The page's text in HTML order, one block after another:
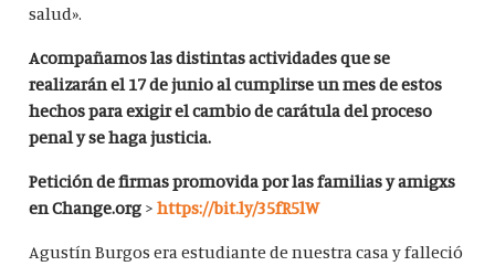
salud».
Acompañamos las distintas actividades que se
realizarán el 17 de junio al cumplirse un mes de estos
hechos para exigir el cambio de carátula del proceso
penal y se haga justicia.
Petición de firmas promovida por las familias y amigxs
en Change.org >https://bit.ly/35fR5lW
Agustín Burgos era estudiante de nuestra casa y falleció